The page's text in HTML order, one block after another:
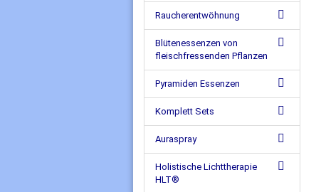
Raucherentwöhnung
Blütenessenzen von
fleischfressenden Pflanzen
Pyramiden Essenzen
Komplett Sets
Auraspray
Holistische Lichttherapie
HLT®